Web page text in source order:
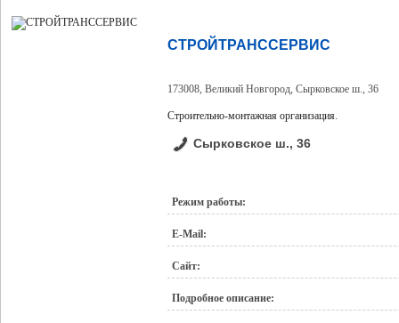
СТРОЙТРАНССЕРВИС
173008, Великий Новгород, Сырковское ш., 36
Строительно-монтажная организация.
Сырковское ш., 36
Режим работы:
E-Mail:
Сайт:
Подробное описание: